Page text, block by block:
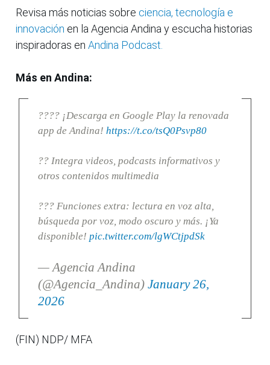
Revisa más noticias sobre ciencia, tecnología e
innovación en la Agencia Andina y escucha historias
inspiradoras en Andina Podcast.
Más en Andina:
???? ¡Descarga en Google Play la renovada
app de Andina! https://t.co/tsQ0Psvp80
?? Integra videos, podcasts informativos y
otros contenidos multimedia
??? Funciones extra: lectura en voz alta,
búsqueda por voz, modo oscuro y más. ¡Ya
disponible! pic.twitter.com/lgWCtjpdSk
— Agencia Andina
(@Agencia_Andina) January 26,
2026
(FIN) NDP/ MFA